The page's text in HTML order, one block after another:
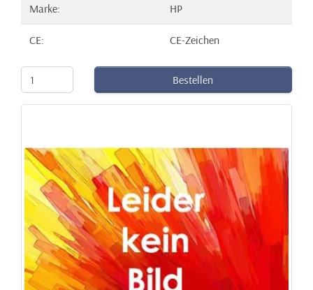
Marke: HP
CE: CE-Zeichen
Bestellen